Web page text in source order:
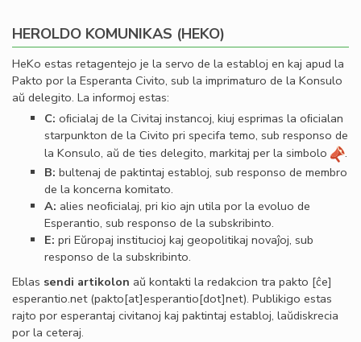
HEROLDO KOMUNIKAS (HEKO)
HeKo estas retagentejo je la servo de la establoj en kaj apud la
Pakto por la Esperanta Civito, sub la imprimaturo de la Konsulo
aŭ delegito. La informoj estas:
C: oﬁcialaj de la Civitaj instancoj, kiuj esprimas la oﬁcialan
starpunkton de la Civito pri specifa temo, sub responso de
la Konsulo, aŭ de ties delegito, markitaj per la simbolo
.
B: bultenaj de paktintaj establoj, sub responso de membro
de la koncerna komitato.
A: alies neoﬁcialaj, pri kio ajn utila por la evoluo de
Esperantio, sub responso de la subskribinto.
E: pri Eŭropaj institucioj kaj geopolitikaj novaĵoj, sub
responso de la subskribinto.
Eblas sendi artikolon aŭ kontakti la redakcion tra pakto [ĉe]
esperantio.net(pakto[at]esperantio[dot]net). Publikigo estas
rajto por esperantaj civitanoj kaj paktintaj establoj, laŭdiskrecia
por la ceteraj.